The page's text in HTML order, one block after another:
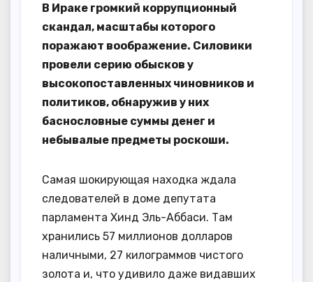
В Ираке громкий коррупционный
скандал, масштабы которого
поражают воображение. Силовики
провели серию обысков у
высокопоставленных чиновников и
политиков, обнаружив у них
баснословные суммы денег и
небывалые предметы роскоши.
Самая шокирующая находка ждала
следователей в доме депутата
парламента Хинд Эль-Аббаси. Там
хранились 57 миллионов долларов
наличными, 27 килограммов чистого
золота и, что удивило даже видавших